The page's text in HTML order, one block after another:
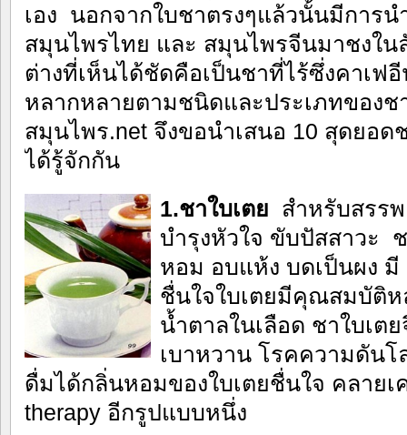
เอง นอกจากใบชาตรงๆแล้วนั้นมีการ
สมุนไพรไทย และ สมุนไพรจีนมาชงใ
ต่างที่เห็นได้ชัดคือเป็นชาที่ไร้ซึ่งคาเ
หลากหลายตามชนิดและประเภทของช
สมุนไพร.net จึงขอนำเสนอ 10 สุดยอ
ได้รู้จักกัน
1.ชาใบเตย สำหรับสรร
บำรุงหัวใจ ขับปัสสาวะ
หอม อบแห้ง บดเป็นผง
ชื่นใจใบเตยมีคุณสมบัติ
น้ำตาลในเลือด ชาใบเต
เบาหวาน โรคความดัน
ดื่มได้กลิ่นหอมของใบเตยชื่นใจ คลายเ
therapy อีกรูปแบบหนึ่ง